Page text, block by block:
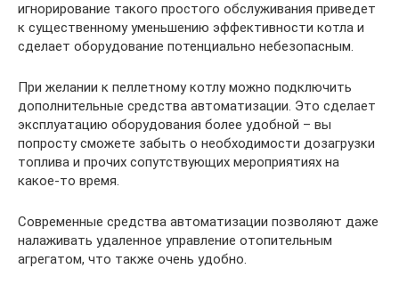
игнорирование такого простого обслуживания приведет
к существенному уменьшению эффективности котла и
сделает оборудование потенциально небезопасным.
При желании к пеллетному котлу можно подключить
дополнительные средства автоматизации. Это сделает
эксплуатацию оборудования более удобной – вы
попросту сможете забыть о необходимости дозагрузки
топлива и прочих сопутствующих мероприятиях на
какое-то время.
Современные средства автоматизации позволяют даже
налаживать удаленное управление отопительным
агрегатом, что также очень удобно.